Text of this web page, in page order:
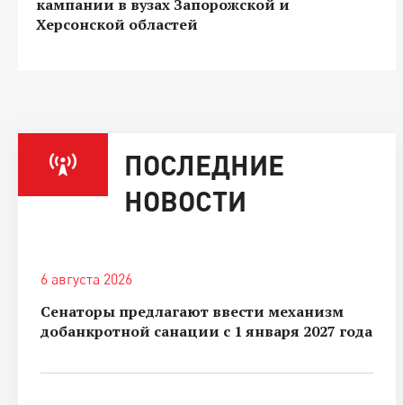
кампании в вузах Запорожской и
Херсонской областей
ПОСЛЕДНИЕ
НОВОСТИ
6 августа 2026
Сенаторы предлагают ввести механизм
добанкротной санации с 1 января 2027 года